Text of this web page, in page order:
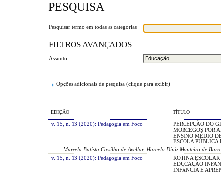
PESQUISA
Pesquisar termo em todas as categorias
FILTROS AVANÇADOS
Assunto
Opções adicionais de pesquisa (clique para exibir)
EDIÇÃO TÍTULO
v. 15, n. 13 (2020): Pedagogia em Foco
PERCEPÇÃO DO
MORCEGOS POR
ENSINO MÉDIO
ESCOLA PÚBLICA
Marcela Batista Castilho de Avellar, Marcelo Diniz Monteiro de
v. 15, n. 13 (2020): Pedagogia em Foco
ROTINA ESCOLAR
EDUCAÇÃO
INFÂNCIA E